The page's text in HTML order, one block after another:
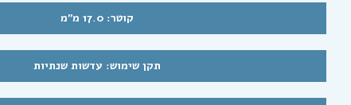
קוטר: 17.0 מ"מ
תקן שימוש: עדשות שנתיות
לרשימת התפוצה